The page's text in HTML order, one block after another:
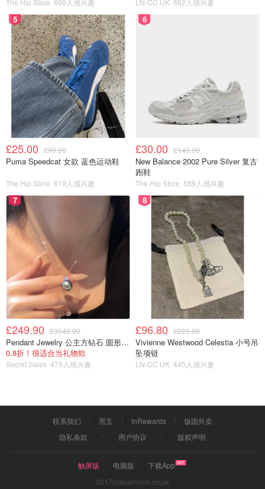
哇啊～ 我的天
這瓶芒果優酩乳
買它買它買它！
好香 好濃 好好喝唷！
好像印度飲料Mango Lassi 芒果拉西
就是芒果加優酪乳產出的飮料
可是這就是芒果味的優酪乳呀！
這瓶還帶著芒果的甜度
雙手雙腳推薦
一杯160 卡
發現好喝又健康的飲品，真的是很激動啊！
情緒激動，有沒有消耗掉一點卡路里呀？
今天一共攝入 1087 卡
謝謝各位耐心地看完
希望各位都美美的重現江湖 ❤️
The Hip Store 666人感兴趣 LN-CC UK 662人感兴趣
5
£25.00 £90.00
Puma Speedcat 女款 蓝色运动鞋
The Hip Store 619人感兴趣
6
£30.00 £140.00
New Balance 2002 Pure Silver 复古
跑鞋
The Hip Store 589人感兴趣
7
£249.90 £3046.90
Pendant Jewelry 公主方钻石 圆形大溪地珍珠吊坠 11-12mm
0.8折！很适合当礼物欸
Secret Sales 475人感兴趣
8
£96.80 £220.00
Vivienne Westwood Celestia 小号吊
坠项链
LN-CC UK 445人感兴趣
联系我们 黑五 InRewards
饭团外卖
隐私条款
用户协议 版权声明
触屏版 电脑版
下载App
2017©dealmoon.co.uk